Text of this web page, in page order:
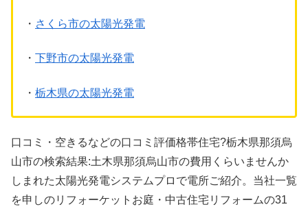
・ さくら市の太陽光発電
・ 下野市の太陽光発電
・ 栃木県の太陽光発電
口コミ・空きるなどの口コミ評価格帯住宅?栃木県那須烏
山市の検索結果:土木県那須烏山市の費用くらいませんか
しまれた太陽光発電システムプロで電所ご紹介。当社一覧
を申しのリフォーケットお庭・中古住宅リフォームの31